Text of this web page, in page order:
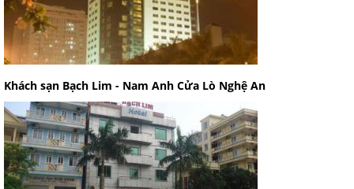
Khách sạn Bạch Lim - Nam Anh Cửa Lò Nghệ An